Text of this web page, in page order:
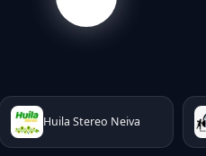
Huila Stereo Neiva